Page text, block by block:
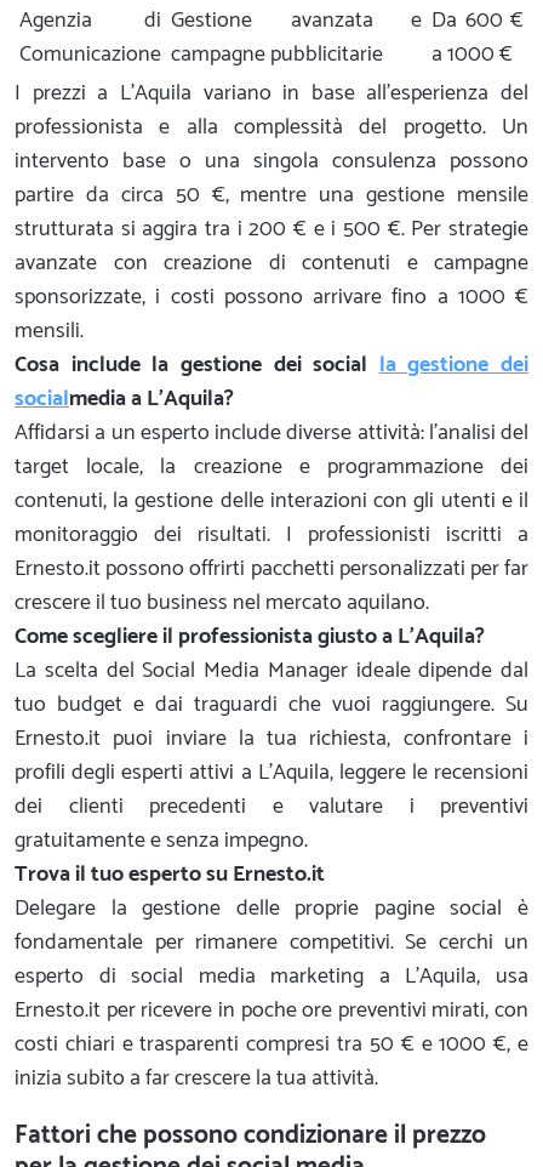
Agenzia di
Comunicazione
Gestione avanzata e
campagne pubblicitarie
Da 600 €
a 1000 €
I prezzi a L'Aquila variano in base all'esperienza del
professionista e alla complessità del progetto. Un
intervento base o una singola consulenza possono
partire da circa 50 €, mentre una gestione mensile
strutturata si aggira tra i 200 € e i 500 €. Per strategie
avanzate con creazione di contenuti e campagne
sponsorizzate, i costi possono arrivare fino a 1000 €
mensili.
Cosa include la gestione dei socialla gestione dei
socialmedia a L'Aquila?
Affidarsi a un esperto include diverse attività: l'analisi del
target locale, la creazione e programmazione dei
contenuti, la gestione delle interazioni con gli utenti e il
monitoraggio dei risultati. I professionisti iscritti a
Ernesto.it possono offrirti pacchetti personalizzati per far
crescere il tuo business nel mercato aquilano.
Come scegliere il professionista giusto a L'Aquila?
La scelta del Social Media Manager ideale dipende dal
tuo budget e dai traguardi che vuoi raggiungere. Su
Ernesto.it puoi inviare la tua richiesta, confrontare i
profili degli esperti attivi a L'Aquila, leggere le recensioni
dei clienti precedenti e valutare i preventivi
gratuitamente e senza impegno.
Trova il tuo esperto su Ernesto.it
Delegare la gestione delle proprie pagine social è
fondamentale per rimanere competitivi. Se cerchi un
esperto di social media marketing a L'Aquila, usa
Ernesto.it per ricevere in poche ore preventivi mirati, con
costi chiari e trasparenti compresi tra 50 € e 1000 €, e
inizia subito a far crescere la tua attività.
Fattori che possono condizionare il prezzo